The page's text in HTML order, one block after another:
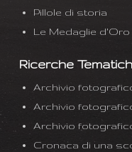
Pillole di storia
Le Medaglie d'Oro
Ricerche
Archivio
Archivio
Archivio
Cronaca di una